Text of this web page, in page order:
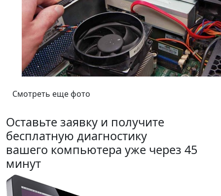
Смотреть еще фото
Оставьте заявку и получите
бесплатную диагностику
вашего компьютера уже через 45
минут